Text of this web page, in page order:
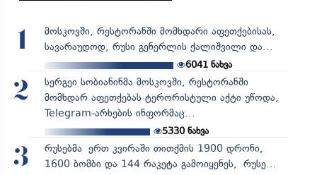
1
მოსკოვში, რესტორანში მომხდარი აფეთქებისას,
სავარაუდოდ, რუსი გენერლის ქალიშვილი და...
6041 ნახვა
2
სერგეი სობიანინმა მოსკოვში, რესტორანში
მომხდარ აფეთქებას ტერორისტული აქტი უწოდა,
Telegram-არხების ინფორმაც...
5330ნახვა
3
რუსებმა ერთ კვირაში თითქმის 1900 დრონი,
1600 ბომბი და 144 რაკეტა გამოიყენეს, რუსე...